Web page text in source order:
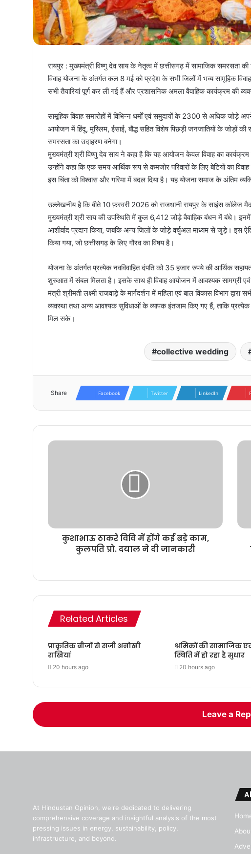
रायपुर : मुख्यमंत्री विष्णु देव साय के नेतृत्व में छत्तीसगढ़ में सामाजिक समरसता
विवाह योजना के अंतर्गत कल 8 मई को प्रदेश के सभी जिलों में भव्य सामूहिक
सभी तैयारियां पूर्ण कर ली गई हैं और प्रशासनिक अमला वैवाहिक कार्यक्रम की
सामूहिक विवाह समारोहों में विभिन्न धर्मों एवं समुदायों के 2300 से अधिक जोड़े
आयोजन में हिंदू, मुस्लिम, ईसाई, बौद्ध सहित विशेष पिछड़ी जनजातियों के जोड़ों की
समरसता का उदाहरण बनेगा।
मुख्यमंत्री श्री विष्णु देव साय ने कहा है कि यह आयोजन केवल विवाह का
उन्होंने कहा कि एक समय आर्थिक रूप से कमजोर परिवारों के लिए बेटियों का विवाह
इस चिंता को विश्वास और गरिमा में बदल दिया है। यह योजना समाज के अंतिम
उल्लेखनीय है कि बीते 10 फ़रवरी 2026 को राजधानी रायपुर के साइंस कॉलेज
मुख्यमंत्री श्री साय की उपस्थिति में कुल 6,412 जोड़े वैवाहिक बंधन में बंधे। इनमें
आशीर्वाद प्रदान किया, जबकि अन्य जिलों के जोड़े वर्चुअल माध्यम से जुड़े। इस
किया गया, जो छत्तीसगढ़ के लिए गौरव का विषय है।
योजना के अंतर्गत प्रत्येक नवविवाहित दंपति को 35 हजार रुपये की आर्थिक
शुरुआत में संबल मिलता है। इसके साथ ही विवाह आयोजन में आवश्यक सामग्री एवं
मंत्री श्रीमती लक्ष्मी राजवाड़े के मार्गदर्शन में महिला एवं बाल विकास विभाग
व्यवस्था तथा अन्य आवश्यक सुविधाओं के व्यापक इंतजाम किए गए हैं, ताकि
मिल सके।
collective wedding
Share Facebook Twitter LinkedIn
कुशाभाऊ ठाकरे विवि में होंगे कई बड़े काम,
कुलपति प्रो. दयाल ने दी जानकारी
Related Articles
प्राकृतिक बीजों से सजी अनोखी
राखियां
20 hours ago
श्रमिकों की सामाजिक
स्थिति में हो रहा है सुधार
20 hours ago
Leave a
At Hindustan Opinion, we're dedicated to delivering
comprehensive coverage and insightful analysis of the most
pressing issues in energy, sustainability, policy,
infrastructure, and beyond.